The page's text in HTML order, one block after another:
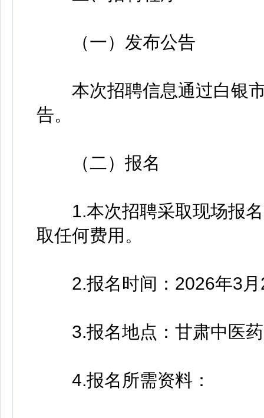
（一）发布公告
本次招聘信息通过白银市
告。
（二）报名
1.本次招聘采取现场报名
取任何费用。
2.报名时间：2026年3月
3.报名地点：甘肃中医药
4.报名所需资料：